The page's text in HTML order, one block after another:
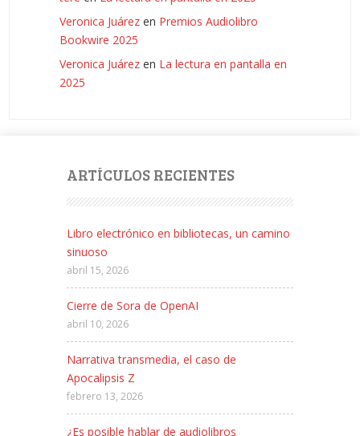
Veronica Juárez en Premios Audiolibro
Bookwire 2025
Veronica Juárez en La lectura en pantalla en
2025
ARTÍCULOS RECIENTES
Libro electrónico en bibliotecas, un camino
sinuoso
abril 15, 2026
Cierre de Sora de OpenAI
abril 10, 2026
Narrativa transmedia, el caso de
Apocalipsis Z
febrero 13, 2026
¿Es posible hablar de audiolibros